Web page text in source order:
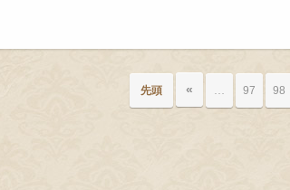
先頭 « … 97 98